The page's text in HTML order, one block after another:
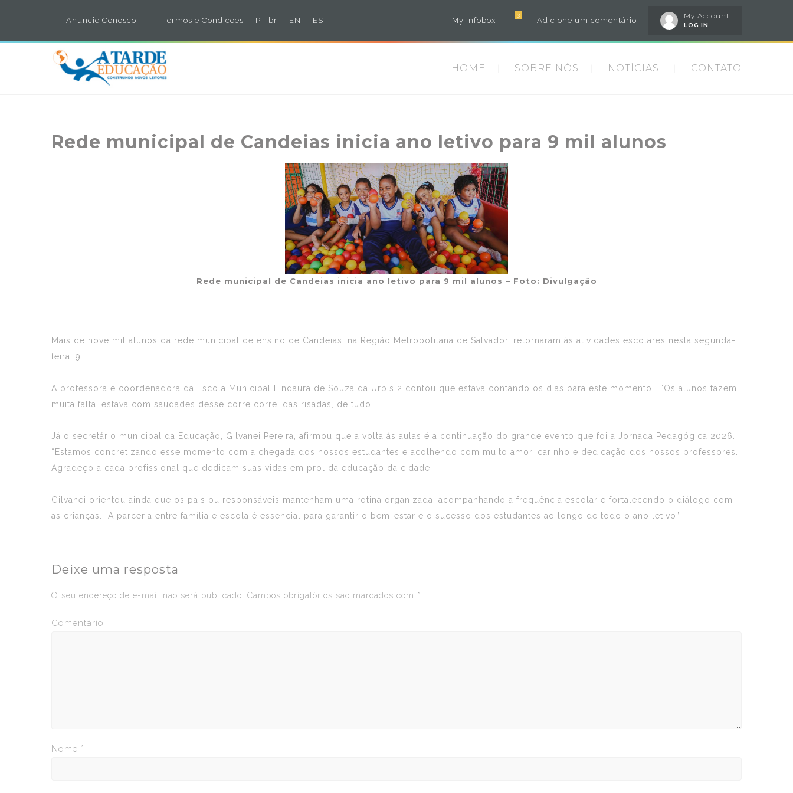
Anuncie Conosco Termos e Condicões PT-br EN ES
My Account
LOG IN
Adicione um comentário
3
My Infobox
HOME SOBRE NÓS NOTÍCIAS CONTATO
Rede municipal de Candeias inicia ano letivo para 9 mil alunos
Rede municipal de Candeias inicia ano letivo para 9 mil alunos – Foto: Divulgação
Mais de nove mil alunos da rede municipal de ensino de Candeias, na Região Metropolitana de Salvador, retornaram às atividades escolares nesta segunda-
feira, 9.
A professora e coordenadora da Escola Municipal Lindaura de Souza da Urbis 2 contou que estava contando os dias para este momento. “Os alunos fazem
muita falta, estava com saudades desse corre corre, das risadas, de tudo”.
Já o secretário municipal da Educação, Gilvanei Pereira, afirmou que a volta às aulas é a continuação do grande evento que foi a Jornada Pedagógica 2026.
“Estamos concretizando esse momento com a chegada dos nossos estudantes e acolhendo com muito amor, carinho e dedicação dos nossos professores.
Agradeço a cada profissional que dedicam suas vidas em prol da educação da cidade”.
Gilvanei orientou ainda que os pais ou responsáveis mantenham uma rotina organizada, acompanhando a frequência escolar e fortalecendo o diálogo com
as crianças. “A parceria entre família e escola é essencial para garantir o bem-estar e o sucesso dos estudantes ao longo de todo o ano letivo”.
Deixe uma resposta
O seu endereço de e-mail não será publicado. Campos obrigatórios são marcados com *
Comentário
Nome *